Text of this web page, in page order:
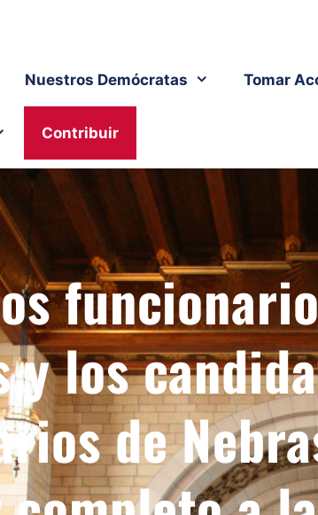
Nuestros Demócratas Tomar
Contribuir
y los
de